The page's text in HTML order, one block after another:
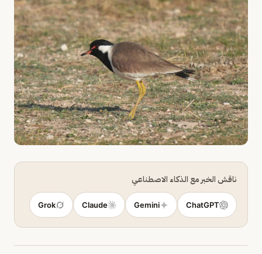
ناقش الخبر مع الذكاء الاصطناعي
ChatGPT
Gemini
Claude
Grok